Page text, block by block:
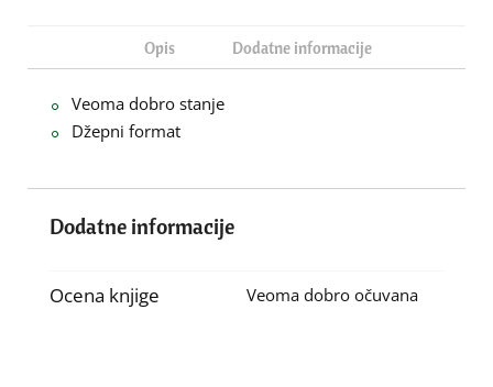
Opis Dodatne informacije
Veoma dobro stanje
Džepni format
Dodatne informacije
Ocena knjige Veoma dobro očuvana